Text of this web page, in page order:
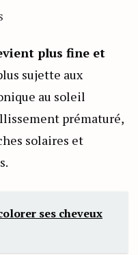
plus fine et
sujette aux
au soleil
prématuré,
solaires et
ses cheveux